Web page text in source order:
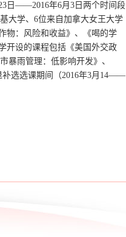
日——2016年6月3日两个时间段
大学、6位来自加拿大女王大学
物：风险和收益》、《喝的学
开设的课程包括《美国外交政
暴雨管理：低影响开发》、
补选选课期间（2016年3月14——